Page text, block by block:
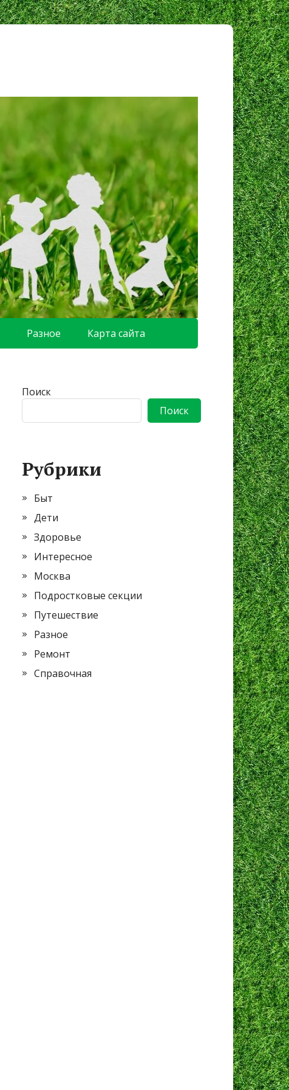
Разное Карта сайта
Поиск
Поиск
Рубрики
Быт
Дети
Здоровье
Интересное
Москва
Подростковые секции
Путешествие
Разное
Ремонт
Справочная